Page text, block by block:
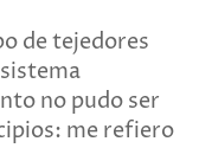
de tejedores
no pudo ser
me refiero